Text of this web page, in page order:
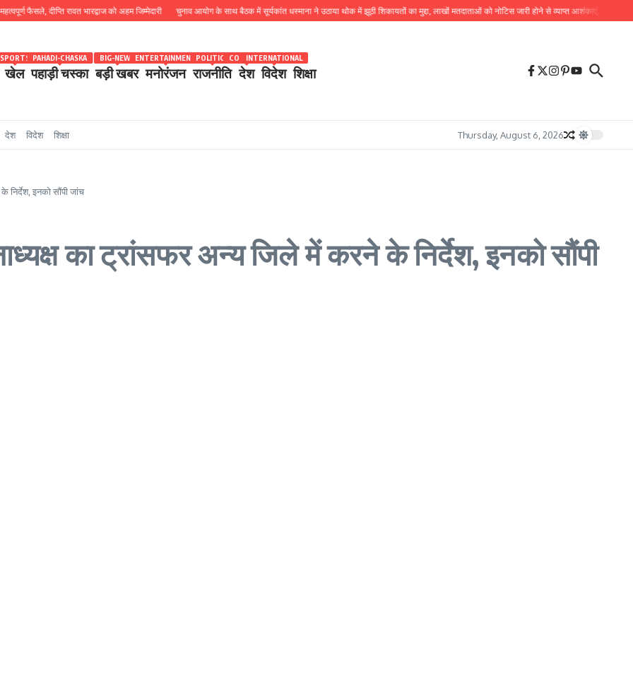
दीप्ति रावत भारद्वाज को अहम जिम्मेदारी चुनाव आयोग के साथ बैठक में सूर्यकांत धस्माना ने उठाया थोक में झूठी शिकायतों का मुद्दा, लाखों मतदाताओं को नोटिस जारी होने से व्याप्त आशंकाएं, वरिष्ठ नागरिकों के
खेल
SPORTS
पहाड़ी चस्का
PAHADI-CHASKA
बड़ी खबर
BIG-NEWS
मनोरंजन
ENTERTAINMENT
राजनीति
POLITICS
देश
COUNTRY
विदेश
INTERNATIONAL
शिक्षा
देश विदेश शिक्षा Thursday, August 6, 2026
निर्देश, इनको सौंपी जांच
का ट्रांसफर अन्य जिले में करने के निर्देश, इनको सौंपी